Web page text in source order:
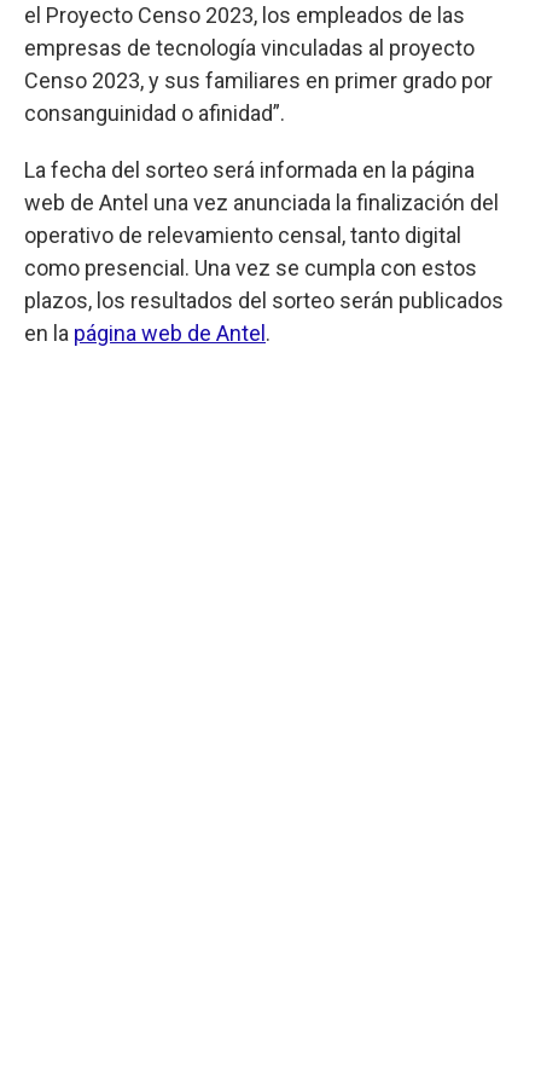
el Proyecto Censo 2023, los empleados de las
empresas de tecnología vinculadas al proyecto
Censo 2023, y sus familiares en primer grado por
consanguinidad o afinidad”.
La fecha del sorteo será informada en la página
web de Antel una vez anunciada la finalización del
operativo de relevamiento censal, tanto digital
como presencial. Una vez se cumpla con estos
plazos, los resultados del sorteo serán publicados
en la página web de Antel .